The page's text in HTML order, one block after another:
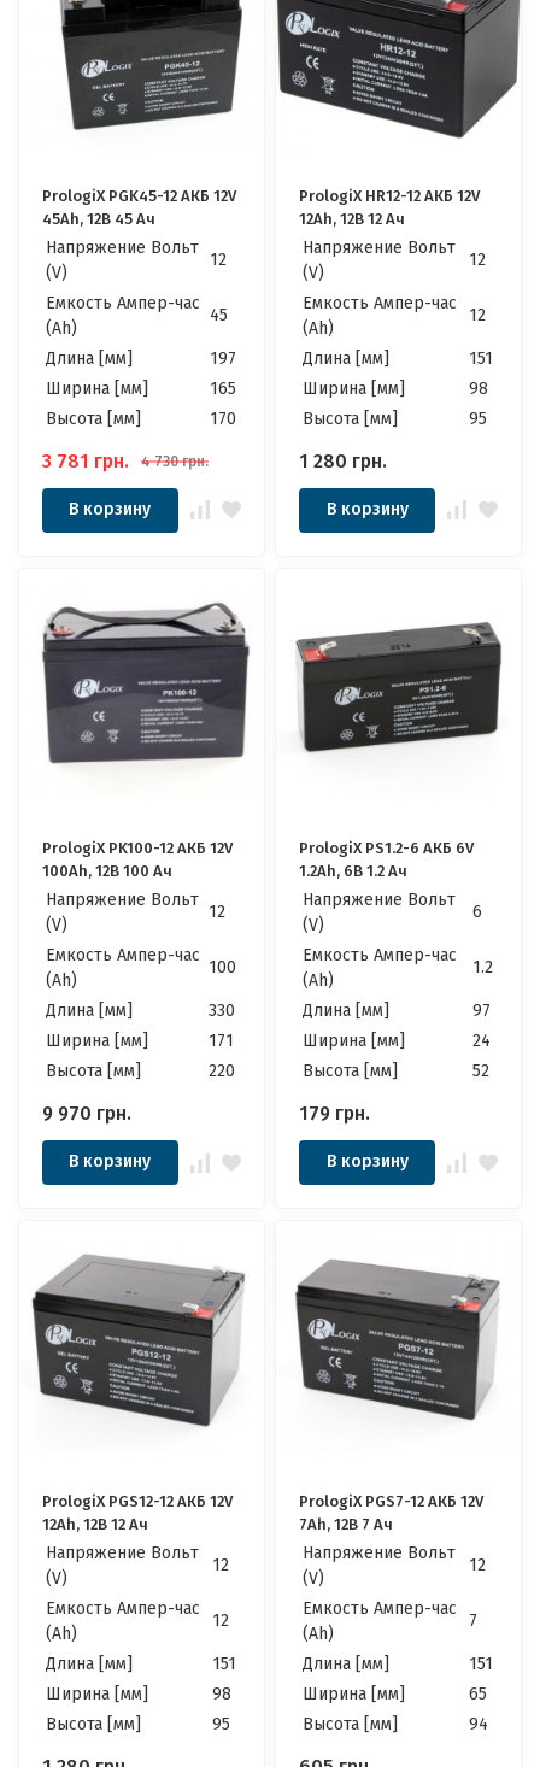
PrologiX PGK45-12 АКБ 12V
45Ah, 12В 45 Ач
Напряжение Вольт
(V)
12
Емкость Ампер-час
(Ah)
45
Длина [мм]
197
Ширина [мм]
165
Высота [мм]
170
3 781 грн. 4 730 грн.
В корзину
PrologiX HR12-12 АКБ 12V
12Ah, 12В 12 Ач
Напряжение Вольт
(V)
12
Емкость Ампер-час
(Ah)
12
Длина [мм]
151
Ширина [мм]
98
Высота [мм]
95
1 280 грн.
В корзину
PrologiX PK100-12 АКБ 12V
100Ah, 12В 100 Ач
Напряжение Вольт
(V)
12
Емкость Ампер-час
(Ah)
100
Длина [мм]
330
Ширина [мм]
171
Высота [мм]
220
9 970 грн.
В корзину
PrologiX PS1.2-6 АКБ 6V
1.2Ah, 6В 1.2 Ач
Напряжение Вольт
(V)
6
Емкость Ампер-час
(Ah)
1.2
Длина [мм]
97
Ширина [мм]
24
Высота [мм]
52
179 грн.
В корзину
PrologiX PGS12-12 АКБ 12V
12Ah, 12В 12 Ач
Напряжение Вольт
(V)
12
Емкость Ампер-час
(Ah)
12
Длина [мм]
151
Ширина [мм]
98
Высота [мм]
95
PrologiX PGS7-12 АКБ 12V
7Ah, 12В 7 Ач
Напряжение Вольт
(V)
12
Емкость Ампер-час
(Ah)
7
Длина [мм]
151
Ширина [мм]
65
Высота [мм]
94